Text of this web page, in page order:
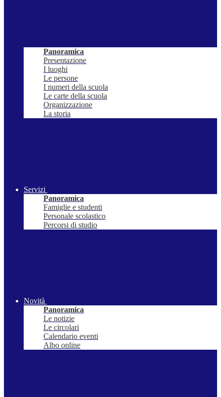
Panoramica
Presentazione
I luoghi
Le persone
I numeri della scuola
Le carte della scuola
Organizzazione
La storia
Servizi
Panoramica
Famiglie e studenti
Personale scolastico
Percorsi di studio
Novità
Panoramica
Le notizie
Le circolari
Calendario eventi
Albo online